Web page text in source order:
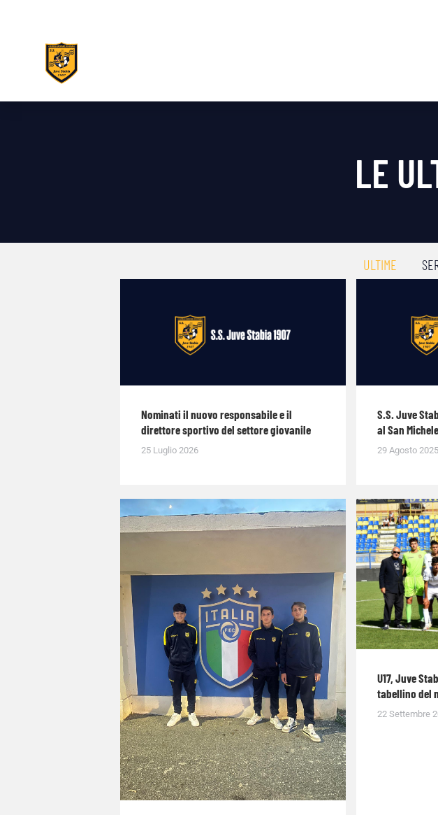
LE
ULTIME
Nominati il nuovo responsabile e il
direttore sportivo del settore giovanile
25 Luglio 2026
S.S. Juve
al San
29 Agosto 2025
U17, Juve
tabellino del
22 Settembre